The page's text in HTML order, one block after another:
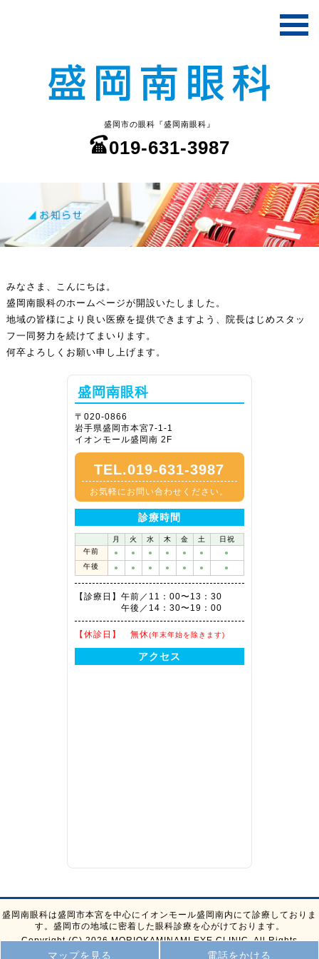
マップを見る 電話をかける
盛岡市の眼科『盛岡南眼科』
019-631-3987
みなさま、こんにちは。
盛岡南眼科のホームページが開設いたしました。
地域の皆様により良い医療を提供できますよう、院長はじめスタッ
フ一同努力を続けてまいります。
何卒よろしくお願い申し上げます。
盛岡南眼科
〒020-0866
岩手県盛岡市本宮7-1-1
イオンモール盛岡南 2F
TEL.019-631-3987
お気軽にお問い合わせください。
診療時間
月 火 水 木 金 土
日祝
午前
● ● ● ● ● ●
●
午後
● ● ● ● ● ● ●
【診療日】 午前／11：00〜13：30
午後／14：30〜19：00
【休診日】 無休(年末年始を除きます)
アクセス
盛岡南眼科は盛岡市本宮を中心にイオンモール盛岡南内にて診療しておりま
す。盛岡市の地域に密着した眼科診療を心がけております。
Copyright (C) 2026 MORIOKAMINAMI EYE CLINIC, All Rights